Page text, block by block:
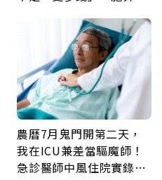
農曆7月鬼門開第二天，
我在ICU兼差當驅魔師！
急診醫師中風住院實錄：